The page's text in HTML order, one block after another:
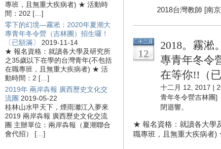
專班，且無重大疾病者) ★ 活動時
間：202 […]
零下的幻境—霧淞：2020年夏潮大
專青年冬令營（吉林團）招生囉！
〔已額滿〕
2019-11-14
★ 報名資格：就讀各大學及研究所
之35歲以下在學的台灣青年(不包括
在職專班，且無重大疾病者) ★ 活
動時間：2 […]
2019年 兩岸犇報 廣西歷史文化交
流團 2019-05-22
桂林山水甲天下，煙雨灕江入夢來
2019 兩岸犇報 廣西歷史文化交流
團 主辦單位：兩岸犇報（夏潮聯合
會代招） […]
2018台灣教師 [南
十二月
12
2018。霧淞
專青年冬令
在等你!!（
十二月 12, 2017 |
青年冬令營吉林團]
閉迴響。
★ 報名資格：就讀各大學
職專班，且無重大疾病者